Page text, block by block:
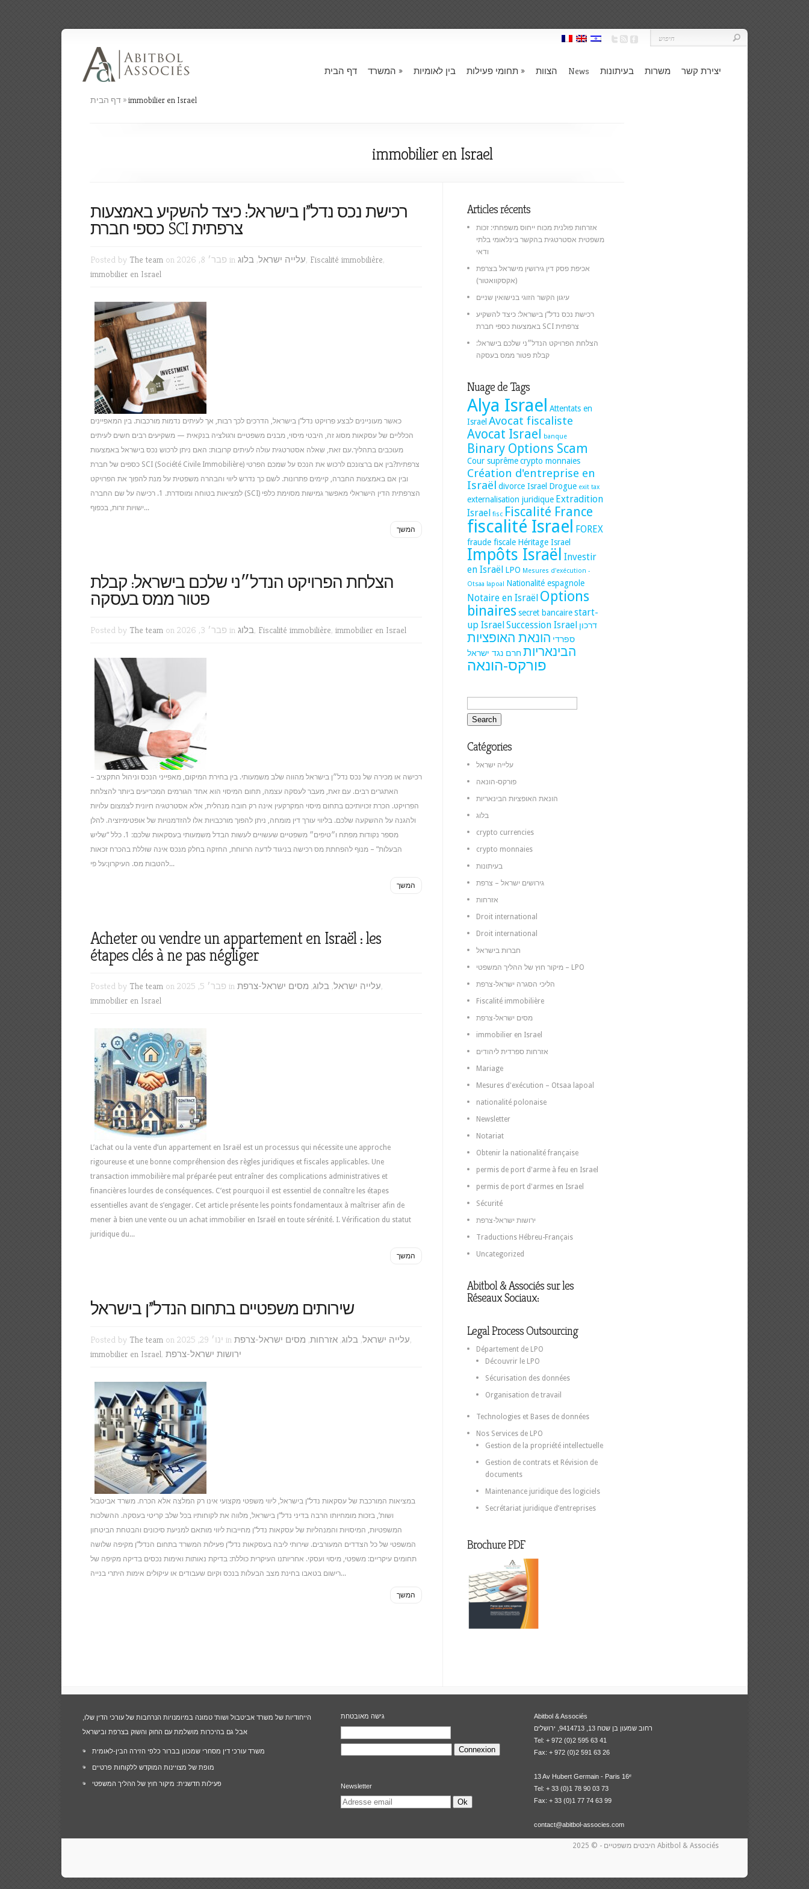
דף הבית המשרד בין לאומיות תחומי פעילות הצוות News בעיתונות משרות יצירת קשר
דף הבית »immobilier en Israel
immobilier en Israel
רכישת נכס נדל”ן בישראל: כיצד להשקיע באמצעות
כספי חברת SCI צרפתית
Posted by The team on פבר׳ 8, 2026 in עלייה ישראל, בלוג , Fiscalité immobilière,
immobilier en Israel
כאשר מעוניינים לבצע פרויקט נדל”ן בישראל, הדרכים לכך רבות, אך לעיתים נדמות מורכבות. בין המאפיינים
הכלליים של עסקאות מסוג זה, היבטי מיסוי, מבנים משפטיים ורגולציה בנקאית — משקיעים רבים חשים לעיתים
מעוכבים בתהליך.עם זאת, שאלה אסטרטגית עולה לעיתים קרובות: האם ניתן לרכוש נכס בישראל באמצעות
כספים של חברת SCI (Société Civile Immobilière) צרפתית?בין אם ברצונכם לרכוש את הנכס על שמכם הפרטי
ובין אם באמצעות החברה, קיימים פתרונות. לשם כך נדרש ליווי והבהרה משפטית על מנת להפוך את הפרויקט
למציאות בטוחה ומוסדרת. 1. רכישה על שם החברה (SCI) הצרפתית הדין הישראלי מאפשר גמישות מסוימת כלפי
ישויות זרות, בכפוף...
המשך
הצלחת הפרויקט הנדל״ני שלכם בישראל: קבלת
פטור ממס בעסקה
Posted by The team on פבר׳ 3, 2026 in בלוג, Fiscalité immobilière, immobilier en Israel
רכישה או מכירה של נכס נדל״ן בישראל מהווה שלב משמעותי. בין בחירת המיקום, מאפייני הנכס וניהול התקציב –
האתגרים רבים. עם זאת, מעבר לעסקה עצמה, תחום המיסוי הוא אחד הגורמים המכריעים ביותר להצלחת
הפרויקט. הכרת זכויותיכם בתחום מיסוי המקרקעין אינה רק חובה מנהלית, אלא אסטרטגיה חיונית לצמצום עלויות
ולהגנה על ההשקעה שלכם. בליווי עורך דין מומחה, ניתן להפוך מורכבויות אלו להזדמנויות של אופטימיזציה. להלן
מספר נקודות מפתח ו״טיפים״ משפטיים שעשויים לעשות הבדל משמעותי בעסקאות שלכם: 1. כלל “שליש
הבעלות” – מנוף להפחתת מס רכישה בניגוד לדעה הרווחת, החזקה בחלק מנכס אינה שוללת בהכרח זכאות
להטבות מס. העיקרון:על פי...
המשך
Acheter ou vendre un appartement en Israël : les
étapes clés à ne pas négliger
Posted by The team on פבר׳ 5, 2025 in עלייה ישראל, בלוג, מסים ישראל-צרפת
,
immobilier en Israel
L’achat ou la vente d’un appartement en Israël est un processus qui nécessite une approche
rigoureuse et une bonne compréhension des règles juridiques et fiscales applicables. Une
transaction immobilière mal préparée peut entraîner des complications administratives et
financières lourdes de conséquences. C’est pourquoi il est essentiel de connaître les étapes
essentielles avant de s’engager. Cet article présente les points fondamentaux à maîtriser afin de
mener à bien une vente ou un achat immobilier en Israël en toute sérénité. I. Vérification du statut
juridique du...
המשך
שירותים משפטיים בתחום הנדל”ן בישראל
Posted by The team on ינו׳ 29, 2025 in עלייה ישראל, בלוג, אזרחות, מסים ישראל-צרפת
,
immobilier en Israel, ירושות ישראל-צרפת
במציאות המורכבת של עסקאות נדל”ן בישראל, ליווי משפטי מקצועי אינו רק המלצה אלא הכרח. משרד אביטבול
ושות’, בזכות מומחיותו הרבה בדיני נדל”ן בישראל, מלווה את לקוחותיו בכל שלב קריטי בעסקה. ההשלכות
המשפטיות, המיסויות והמנהליות של עסקאות נדל”ן מחייבות ליווי מותאם למניעת סיכונים והבטחת הביטחון
המשפטי של כל הצדדים המעורבים. שירותי ליבה בעסקאות נדל”ן פעילות המשרד בתחום הנדל”ן מקיפה שלושה
תחומים עיקריים: משפטי, מיסוי ועסקי. אחריותנו העיקרית כוללת: בדיקת נאותות ואימות נכסים בדיקה מקיפה של
רישום בטאבו בחינת מצב הבעלות בנכס וקיום שעבודים או עיקולים אימות היתרי בנייה...
המשך
Articles récents
אזרחות פולנית מכוח ייחוס משפחתי: זכות
משפטית אסטרטגית בהקשר בינלאומי בלתי
ודאי
אכיפת פסק דין גירושין מישראל בצרפת
(אקסקוואטור)
עיגון הקשר הזוגי בנישואין שניים
רכישת נכס נדל”ן בישראל: כיצד להשקיע
באמצעות כספי חברת SCI צרפתית
הצלחת הפרויקט הנדל״ני שלכם בישראל:
קבלת פטור ממס בעסקה
Nuage de Tags
Alya Israel
Attentats en
Israel Avocat fiscaliste
Avocat Israel banque
Binary Options Scam
Cour suprêmecrypto monnaies
Création d'entreprise en
Israël divorce Israel Drogue exit tax
externalisation juridique Extradition
Israel fisc Fiscalité France
fiscalité Israel FOREX
fraude fiscale Héritage Israel
Impôts Israël Investir
en Israël LPO Mesures d'exécution -
Otsaa lapoal Nationalité espagnole
Notaire en Israël Options
binaires secret bancairestart-
up IsraelSuccession Israel דרכון
ספרדי הונאת האופציות
הבינאריותחרם נגד ישראל
פורקס-הונאה
Catégories
עלייה ישראל
פורקס-הונאה
הונאת האופציות הבינאריות
בלוג
crypto currencies
crypto monnaies
בעיתונות
גירושים ישראל – צרפת
אזרחות
Droit international
Droit international
חברות בישראל
מיקור חוץ של ההליך המשפטי – LPO
הליכי הסגרה ישראל-צרפת
Fiscalité immobilière
מסים ישראל-צרפת
immobilier en Israel
אזרחות ספרדית ליהודים
Mariage
Mesures d'exécution – Otsaa lapoal
nationalité polonaise
Newsletter
Notariat
Obtenir la nationalité française
permis de port d'arme à feu en Israel
permis de port d'armes en Israel
Sécurité
ירושות ישראל-צרפת
Traductions Hébreu-Français
Uncategorized
Abitbol & Associés sur les
Réseaux Sociaux:
Legal Process Outsourcing
Département de LPO
Découvrir le LPO
Sécurisation des données
Organisation de travail
Technologies et Bases de données
Nos Services de LPO
Gestion de la propriété intellectuelle
Gestion de contrats et Révision de
documents
Maintenance juridique des logiciels
Secrétariat juridique d’entreprises
Brochure PDF
הייחודיות של משרד אביטבול ושות' טמונה במיומנויות הנרחבות של עורכי הדין שלו,
אבל גם בהיכרות מושלמת עם החוק והשוק בצרפת ובישראל
משרד עורכי דין מסחרי שמכוון בברור כלפי הזירה הבין-לאומית
מופת של מצויינות המוקדש ללקוחות פרטיים
פעילות חדשנית: מיקור חוץ של ההליך המשפטי
גישה מאובטחת
Newsletter
Ok
Abitbol & Associés
רחוב שמעון בן שטח 13, 9414713, ירושלים
Tel: + 972 (0)2 595 63 41
Fax: + 972 (0)2 591 63 26
13 Av Hubert Germain - Paris 16ᵉ
Tel: + 33 (0)1 78 90 03 73
Fax: + 33 (0)1 77 74 63 99
contact@abitbol-associes.com
היבטים משפטיים - © 2025 Abitbol & Associés